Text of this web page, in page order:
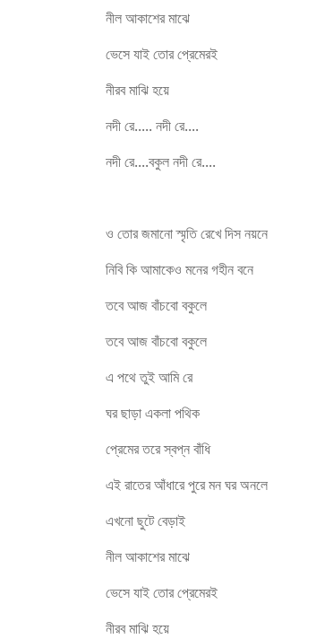
নীল আকাশের মাঝে
ভেসে যাই তোর প্রেমেরই
নীরব মাঝি হয়ে
নদী রে..... নদী রে....
নদী রে....বকুল নদী রে....
ও তোর জমানো স্মৃতি রেখে দিস নয়নে
নিবি কি আমাকেও মনের গহীন বনে
তবে আজ বাঁচবো বকুলে
তবে আজ বাঁচবো বকুলে
এ পথে তুই আমি রে
ঘর ছাড়া একলা পথিক
প্রেমের তরে ‍স্বপ্ন বাঁধি
এই রাতের আঁধারে পুরে মন ঘর অনলে
এখনো ছুটে বেড়াই
নীল আকাশের মাঝে
ভেসে যাই তোর প্রেমেরই
নীরব মাঝি হয়ে